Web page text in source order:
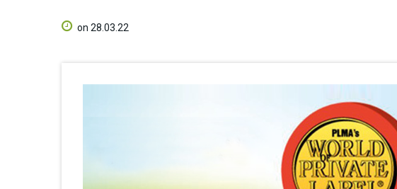
on 28.03.22